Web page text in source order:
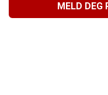
MELD DEG